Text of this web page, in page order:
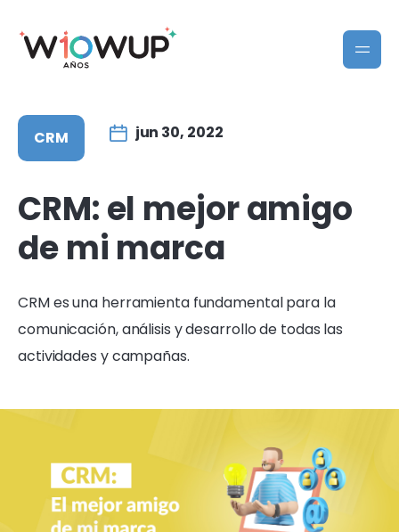
CRM jun 30, 2022
CRM: el mejor amigo
de mi marca
CRM es una herramienta fundamental para la
comunicación, análisis y desarrollo de todas las
actividades y campañas.